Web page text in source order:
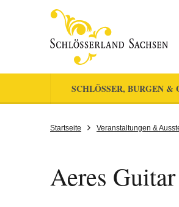
SCHLÖSSER, BURGEN &
Startseite Veranstaltungen &
Aeres